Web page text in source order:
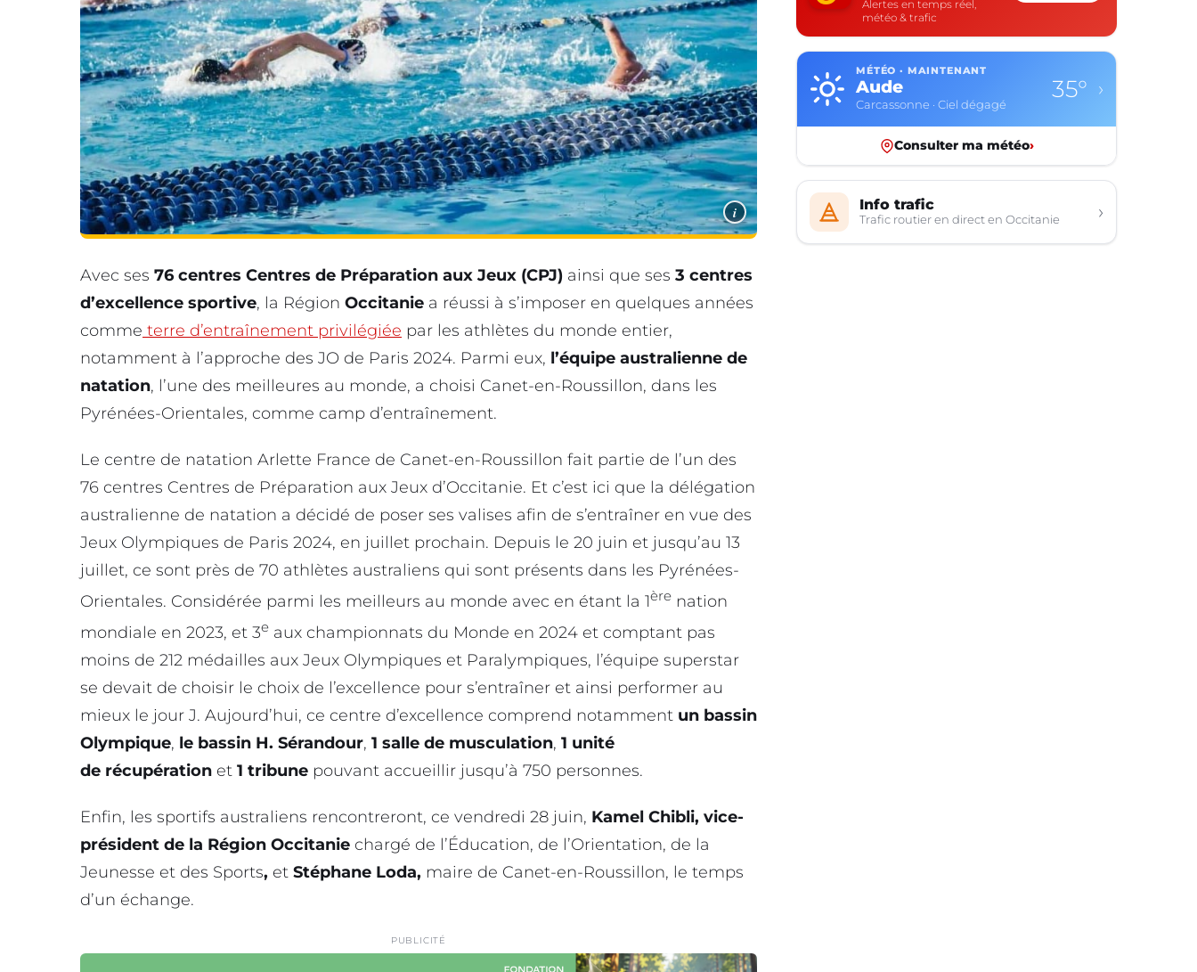
i
Avec ses 76 centres Centres de Préparation aux Jeux (CPJ) ainsi que ses 3 centres
d’excellence sportive, la Région Occitanie a réussi à s’imposer en quelques années
comme terre d’entraînement privilégiée par les athlètes du monde entier,
notamment à l’approche des JO de Paris 2024. Parmi eux, l’équipe australienne de
natation, l’une des meilleures au monde, a choisi Canet-en-Roussillon, dans les
Pyrénées-Orientales, comme camp d’entraînement.
Le centre de natation Arlette France de Canet-en-Roussillon fait partie de l’un des
76 centres Centres de Préparation aux Jeux d’Occitanie. Et c’est ici que la délégation
australienne de natation a décidé de poser ses valises afin de s’entraîner en vue des
Jeux Olympiques de Paris 2024, en juillet prochain. Depuis le 20 juin et jusqu’au 13
juillet, ce sont près de 70 athlètes australiens qui sont présents dans les Pyrénées-
Orientales. Considérée parmi les meilleurs au monde avec en étant la 1ère nation
mondiale en 2023, et 3e aux championnats du Monde en 2024 et comptant pas
moins de 212 médailles aux Jeux Olympiques et Paralympiques, l’équipe superstar
se devait de choisir le choix de l’excellence pour s’entraîner et ainsi performer au
mieux le jour J. Aujourd’hui, ce centre d’excellence comprend notamment un bassin
Olympique, le bassin H. Sérandour, 1 salle de musculation, 1 unité
de récupération et 1 tribune pouvant accueillir jusqu’à 750 personnes.
Enfin, les sportifs australiens rencontreront, ce vendredi 28 juin, Kamel Chibli, vice-
président de la Région Occitanie chargé de l’Éducation, de l’Orientation, de la
Jeunesse et des Sports, et Stéphane Loda, maire de Canet-en-Roussillon, le temps
d’un échange.
PUBLICITÉ
Alertes en temps réel,
météo & trafic
MÉTÉO · MAINTENANT
Aude
Carcassonne · Ciel dégagé
35° ›
Consulter ma météo›
Info trafic
Trafic routier en direct en Occitanie ›